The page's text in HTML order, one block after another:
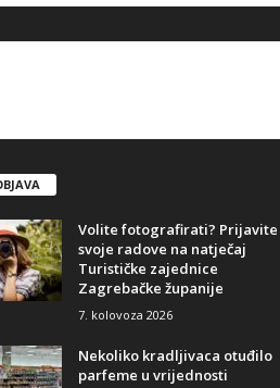
Volite fotografirati? Prijavite
svoje radove na natječaj
Turističke zajednice
Zagrebačke županije
7. kolovoza 2026
Nekoliko kradljivaca otuđilo
parfeme u vrijednosti